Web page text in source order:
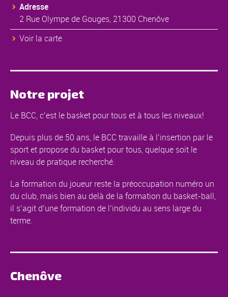
Adresse
2 Rue Olympe de Gouges, 21300 Chenôve
Voir la carte
Notre projet
Le BCC, c’est le basket pour tous et à tous les niveaux!
Depuis plus de 50 ans, le BCC travaille à l’insertion par le
sport et propose du basket pour tous, quelque soit le
niveau de pratique recherché.
La formation du joueur reste la préoccupation numéro un
du club, mais bien au delà de la formation du basket-ball,
il s’agit d’une formation de l’individu au sens large du
terme.
Chenôve